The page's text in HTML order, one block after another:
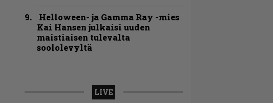
Helloween- ja Gamma Ray -mies
Kai Hansen julkaisi uuden
maistiaisen tulevalta
soololevyltä
LIVE